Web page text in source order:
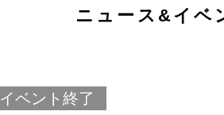
ニュース&イベ
イベント終了